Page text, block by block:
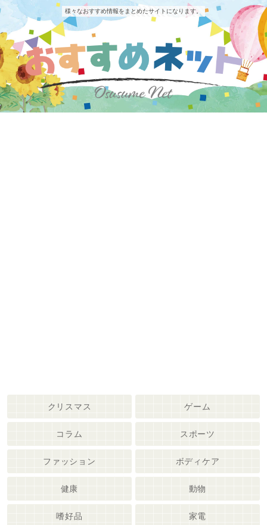
様々なおすすめ情報をまとめたサイトになります。
クリスマス ゲーム
コラム スポーツ
ファッション ボディケア
健康 動物
嗜好品 家電